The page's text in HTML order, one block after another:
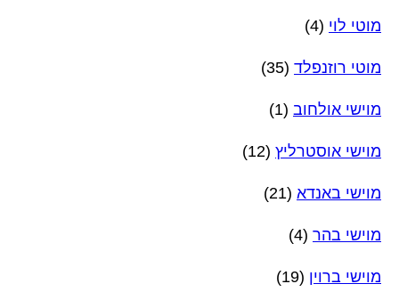
מוטי לוי (4)
מוטי רוזנפלד (35)
מוישי אולחוב (1)
מוישי אוסטרליץ (12)
מוישי באנדא (21)
מוישי בהר (4)
מוישי ברוין (19)